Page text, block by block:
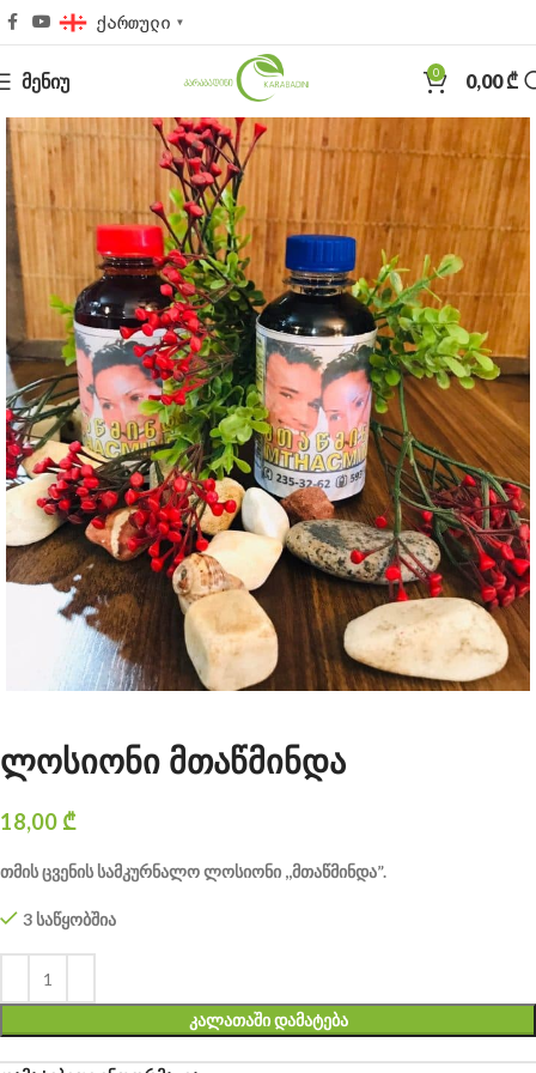
ქართული ▼
ᲛᲔᲜᲘᲣ 0 0,00₾
ლოსიონი მთაწმინდა
18,00 ₾
თმის ცვენის სამკურნალო ლოსიონი ,,მთაწმინდა”.
3 საწყობშია
ᲙᲐᲚᲐᲗᲐᲨᲘ ᲓᲐᲛᲐᲢᲔᲑᲐ